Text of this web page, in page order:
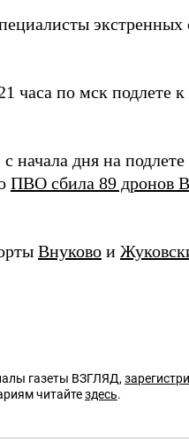
экстренных
часа по мск подлете
начала дня на
ПВО сбила 89 дронов
Внуково и
газеты ВЗГЛЯД,
читайтездесь.